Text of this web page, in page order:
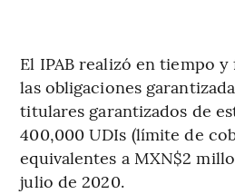
El IPAB realizó en tiempo
las obligaciones
titulares garantizados de
400,000 UDIs (límite de
equivalentes a MXN$2
julio de 2020.